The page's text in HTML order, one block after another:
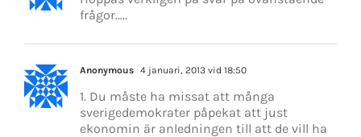
frågor…..
Anonymous 4 januari, 2013 vid 18:50
1. Du måste ha missat att många
sverigedemokrater påpekat att just
ekonomin är anledningen till att de vill ha